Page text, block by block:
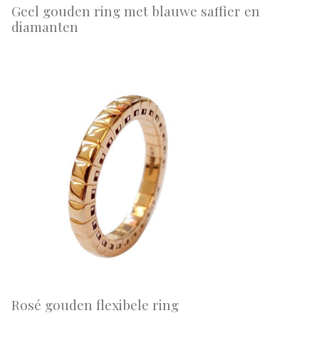
Geel gouden ring met blauwe saffier en
diamanten
Rosé gouden flexibele ring